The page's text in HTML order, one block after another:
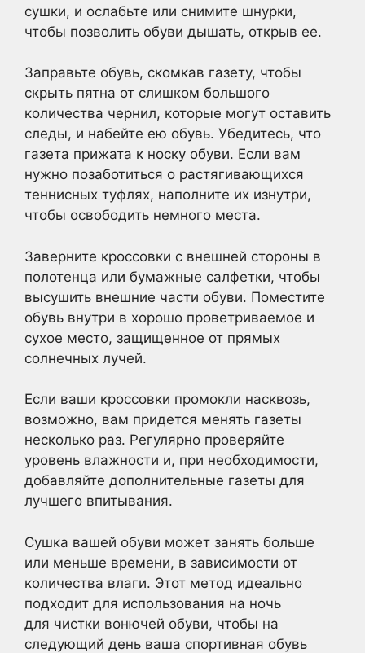
сушки, и ослабьте или снимите шнурки,
чтобы позволить обуви дышать, открыв ее.
Заправьте обувь, скомкав газету, чтобы
скрыть пятна от слишком большого
количества чернил, которые могут оставить
следы, и набейте ею обувь. Убедитесь, что
газета прижата к носку обуви. Если вам
нужно позаботиться о растягивающихся
теннисных туфлях, наполните их изнутри,
чтобы освободить немного места.
Заверните кроссовки с внешней стороны в
полотенца или бумажные салфетки, чтобы
высушить внешние части обуви. Поместите
обувь внутри в хорошо проветриваемое и
сухое место, защищенное от прямых
солнечных лучей.
Если ваши кроссовки промокли насквозь,
возможно, вам придется менять газеты
несколько раз. Регулярно проверяйте
уровень влажности и, при необходимости,
добавляйте дополнительные газеты для
лучшего впитывания.
Сушка вашей обуви может занять больше
или меньше времени, в зависимости от
количества влаги. Этот метод идеально
подходит для использования на ночь
для чистки вонючей обуви, чтобы на
следующий день ваша спортивная обувь